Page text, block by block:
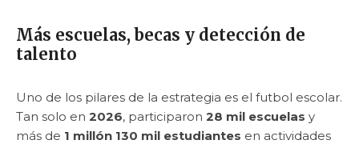
Más escuelas, becas y detección de
talento
Uno de los pilares de la estrategia es el futbol escolar.
Tan solo en 2026, participaron 28 mil escuelas y
más de 1 millón 130 mil estudiantes en actividades